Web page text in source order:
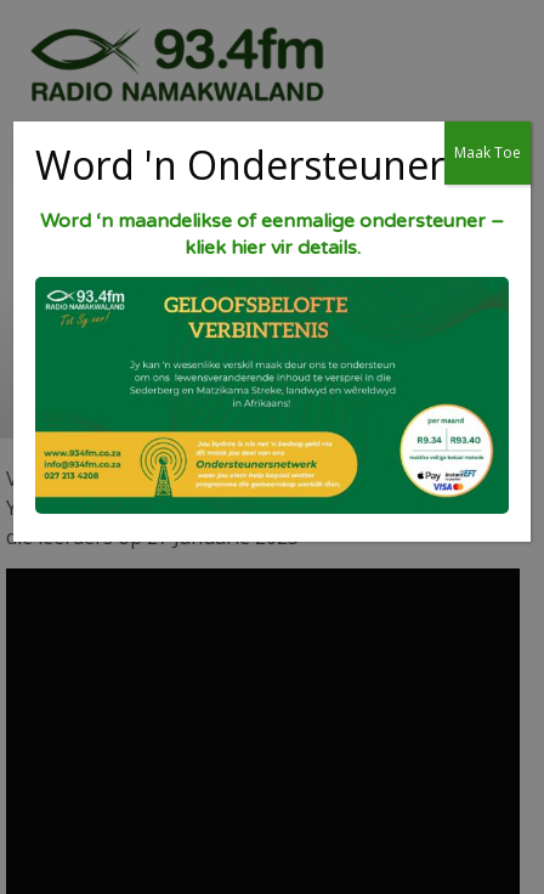
Laerskool Vredendal
klere-atletiek 2023
Volg hierdie skakel na Radio Namakwaland 93.4fm se
YouTube-kanaal vir die gespreke wat gevoer was met
die leerders op 27 Januarie 2023
Word 'n Ondersteuner
Word ‘n maandelikse of eenmalige ondersteuner –
kliek hier vir details.
Maak Toe